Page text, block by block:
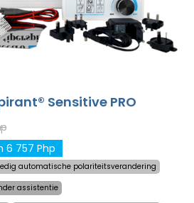
Sensitive PRO
6 757 Php
automatische polariteitsverandering
assistentie